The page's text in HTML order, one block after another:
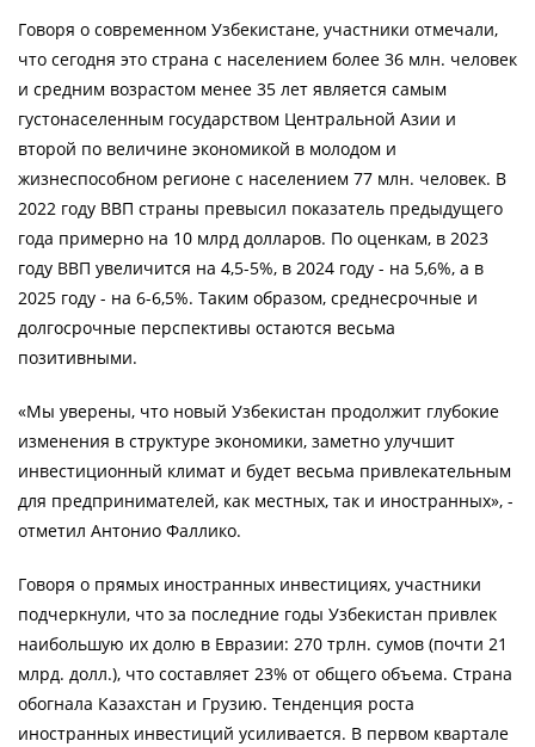
Говоря о современном Узбекистане, участники отмечали,
что сегодня это страна с населением более 36 млн. человек
и средним возрастом менее 35 лет является самым
густонаселенным государством Центральной Азии и
второй по величине экономикой в молодом и
жизнеспособном регионе с населением 77 млн. человек. В
2022 году ВВП страны превысил показатель предыдущего
года примерно на 10 млрд долларов. По оценкам, в 2023
году ВВП увеличится на 4,5-5%, в 2024 году - на 5,6%, а в
2025 году - на 6-6,5%. Таким образом, среднесрочные и
долгосрочные перспективы остаются весьма
позитивными.
«Мы уверены, что новый Узбекистан продолжит глубокие
изменения в структуре экономики, заметно улучшит
инвестиционный климат и будет весьма привлекательным
для предпринимателей, как местных, так и иностранных», -
отметил Антонио Фаллико.
Говоря о прямых иностранных инвестициях, участники
подчеркнули, что за последние годы Узбекистан привлек
наибольшую их долю в Евразии: 270 трлн. сумов (почти 21
млрд. долл.), что составляет 23% от общего объема. Страна
обогнала Казахстан и Грузию. Тенденция роста
иностранных инвестиций усиливается. В первом квартале